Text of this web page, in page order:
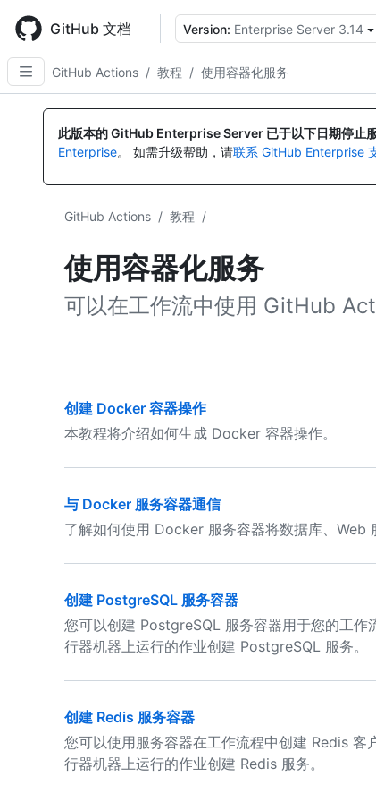
main
content
GitHub 文档 Version: Enterprise Server 3.14
GitHub Actions / 教程 / 使用容器化服务
此版本的 GitHub Enterprise Server 已于以下日期停止
Enterprise。 如需升级帮助，请联系 GitHub Enterprise
GitHub Actions / 教程 /
使用容器化服务
可以在工作流中使用 GitHub
创建 Docker 容器操作
本教程将介绍如何生成 Docker 容器操作。
与 Docker 服务容器通信
了解如何使用 Docker 服务容器将数据库、Web
创建 PostgreSQL 服务容器
您可以创建 PostgreSQL 服务容器用于您的工
行器机器上运行的作业创建 PostgreSQL 服务。
创建 Redis 服务容器
您可以使用服务容器在工作流程中创建 Redis
行器机器上运行的作业创建 Redis 服务。